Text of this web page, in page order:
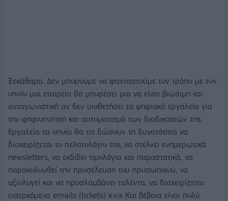
Ξεκάθαρα. Δεν μπορούμε να φανταστούμε τον τρόπο με τον
οποίο μια εταιρεία θα μπορέσει μια να είναι βιώσιμη και
ανταγωνιστική αν δεν υιοθετήσει τα ψηφιακά εργαλεία για
την ψηφιοποίηση και αυτοματισμό των διαδικασιών της.
Εργαλεία τα οποία θα τις δώσουν τη δυνατότητα να
διαχειρίζεται το πελατολόγιο της, να στέλνει ενημερωτικά
newsletters, να εκδίδει τιμολόγια και παραστατικά, να
παρακολουθεί την προσέλευση του προσωπικού, να
αξιολογεί και να προσλαμβάνει ταλέντα, να διαχειρίζεται
εισερχόμενα emails (tickets) κ.ο.κ Και βέβαια είναι πολύ